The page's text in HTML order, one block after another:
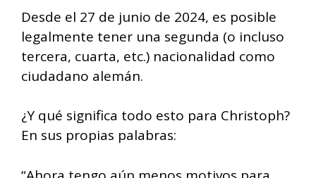
Desde el 27 de junio de 2024, es posible
legalmente tener una segunda (o incluso
tercera, cuarta, etc.) nacionalidad como
ciudadano alemán.
¿Y qué significa todo esto para Christoph?
En sus propias palabras: